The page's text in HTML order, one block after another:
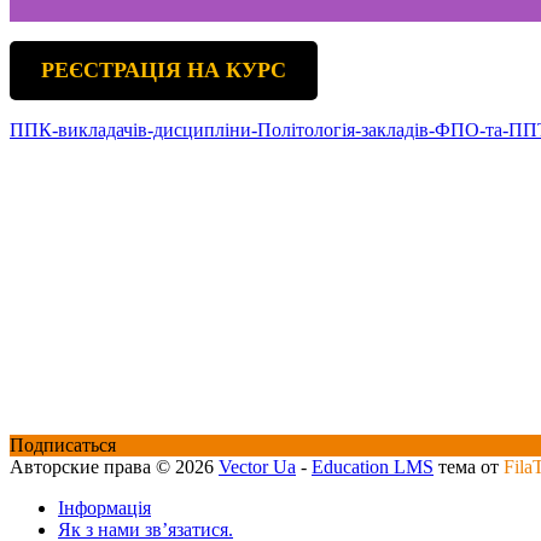
РЕЄСТРАЦІЯ НА КУРС
ППК-викладачів-дисципліни-Політологія-закладів-ФПО-та-
Подписаться
Авторские права © 2026 Vector Ua - Education LMS тема от
Інформація
Як з нами зв’язатися.